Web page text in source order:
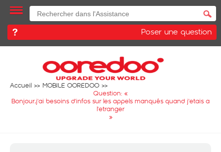
Poser une question
Accueil
MOBILE OOREDOO
Question: «
Bonjour,j'ai besoins d'infos sur les appels manqués quand j'etais a
l'etranger
»